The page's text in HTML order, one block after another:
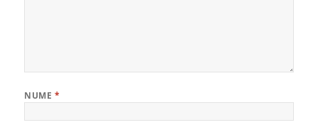
NUME *